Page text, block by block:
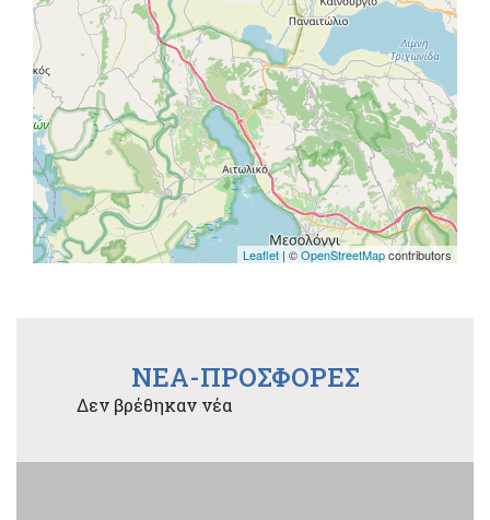
Leaflet | ©OpenStreetMapcontributors
NEA-ΠΡΟΣΦΟΡΕΣ
Δεν βρέθηκαν νέα